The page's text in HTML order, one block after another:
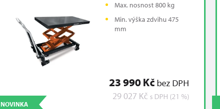
Max. nosnost 800 kg
Min. výška zdvihu 475
mm
23 990 Kč bez DPH
29 027 Kč s DPH (21 %)
NOVINKA